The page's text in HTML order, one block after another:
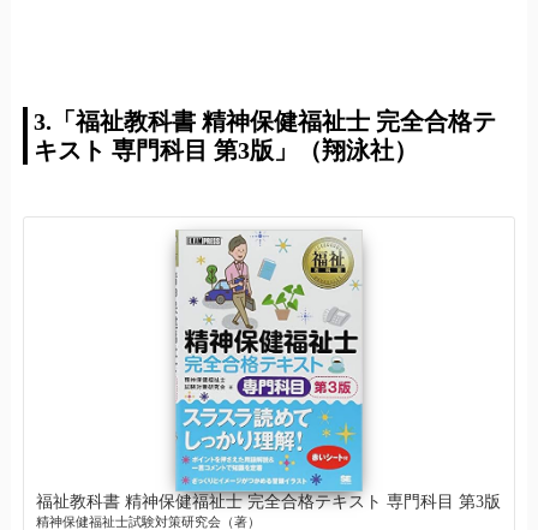
3.「福祉教科書 精神保健福祉士 完全合格テ
キスト 専門科目 第3版」（翔泳社）
福祉教科書 精神保健福祉士 完全合格テキスト 専門科目 第3版
精神保健福祉士試験対策研究会（著）